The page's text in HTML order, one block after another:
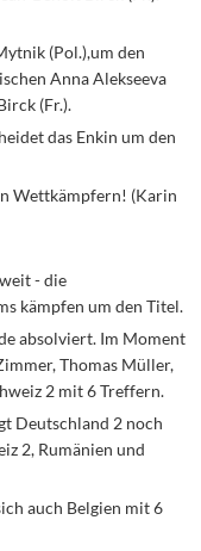
(Pol.),um den
Anna Alekseeva
(Fr.).
das Enkin um den
Wettkämpfern! (Karin
- die
kämpfen um den Titel.
absolviert. Im Moment
Thomas Müller,
2 mit 6 Treffern.
Deutschland 2 noch
2, Rumänien und
auch Belgien mit 6